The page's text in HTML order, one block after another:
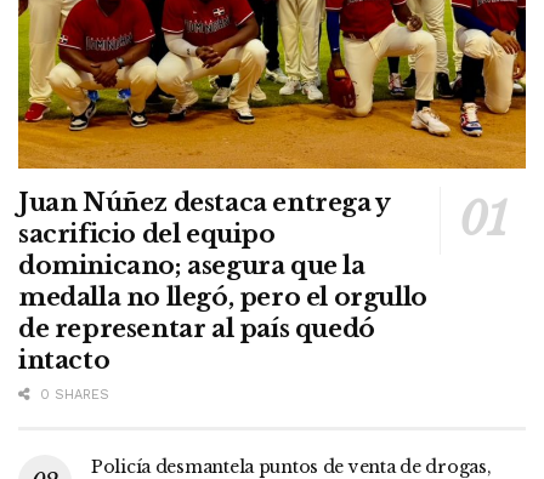
Juan Núñez destaca entrega y
sacrificio del equipo
dominicano; asegura que la
medalla no llegó, pero el orgullo
de representar al país quedó
intacto
0 SHARES
Policía desmantela puntos de venta de drogas,